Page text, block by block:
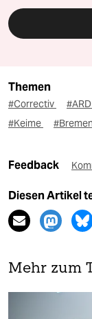
Themen
#Correctiv #ARD
#Keime
#Bremen
Feedback
Diesen Artikel
Mehr zum